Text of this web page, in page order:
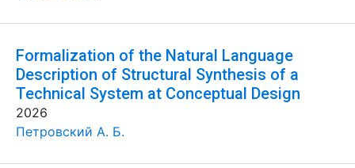
Formalization of the Natural Language
Description of Structural Synthesis of a
Technical System at Conceptual Design
2026
Петровский А. Б.